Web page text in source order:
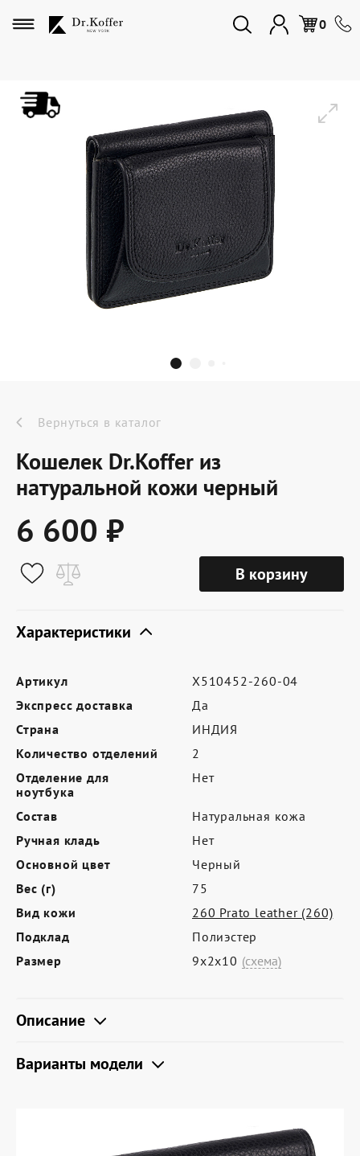
0
Избранное
Дорожная коллекция
Мужская коллекция
Женская коллекция
Подарки и сувениры
Подарочные карты
Dr.Koffer Outlet
Новинки
Акции
О компании
Условия доставки
Сертификат Dr.Koffer
Где купить
Партнерам
Контакты
Программа лояльности
Политика обработки персональных
данных
Вернуться в каталог
Кошелек Dr.Koffer из
натуральной кожи черный
6 600 ₽
В корзину
Характеристики
Артикул
X510452-260-04
Экспресс доставка
Да
Страна
ИНДИЯ
Количество отделений
2
Отделение для
ноутбука
Нет
Состав
Натуральная кожа
Ручная кладь
Нет
Основной цвет
Черный
Вес (г)
75
Вид кожи
260 Prato leather (260)
Подклад
Полиэстер
Размер
9х2х10 (схема)
Описание
Варианты модели